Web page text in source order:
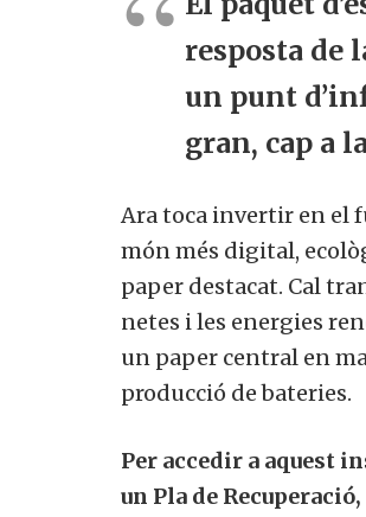
resposta de
un punt
gran, cap a
Ara toca invertir en el
món més digital,
paper destacat. Cal
netes i les energies
un paper central en
producció de bateries.
Per accedir a aquest
un Pla de